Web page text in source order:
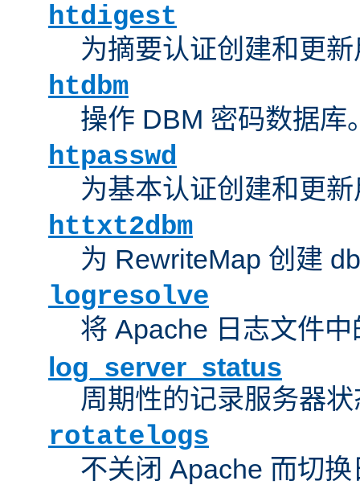
htdigest
为摘要认证创建和更
htdbm
操作 DBM 密码数据库
htpasswd
为基本认证创建和更
httxt2dbm
为 RewriteMap 创建
logresolve
将 Apache 日志文件
log_server_status
周期性的记录服务器
rotatelogs
不关闭 Apache 而切